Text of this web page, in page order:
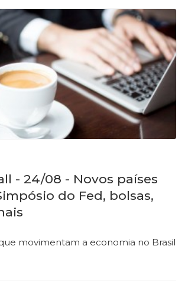
- 24/08 - Novos países
do Fed, bolsas,
movimentam a economia no Brasil